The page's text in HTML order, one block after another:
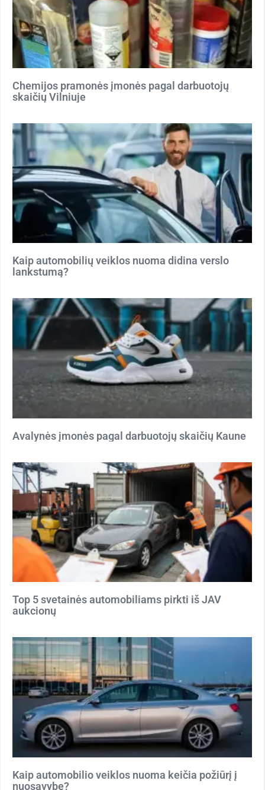
Chemijos pramonės įmonės pagal darbuotojų
skaičių Vilniuje
Kaip automobilių veiklos nuoma didina verslo
lankstumą?
Avalynės įmonės pagal darbuotojų skaičių Kaune
Top 5 svetainės automobiliams pirkti iš JAV
aukcionų
Kaip automobilio veiklos nuoma keičia požiūrį į
nuosavybę?